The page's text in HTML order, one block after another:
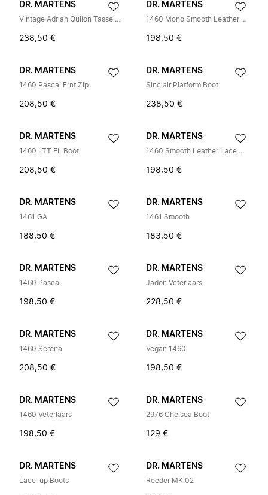
DR. MARTENS
Vintage Adrian Quilon Tassel Loafers
238,50 €
DR. MARTENS
1460 Mono Smooth Leather Veterlaarzen
198,50 €
DR. MARTENS
1460 Pascal Frnt Zip
208,50 €
DR. MARTENS
Sinclair Platform Boot
238,50 €
DR. MARTENS
1460 LTT FL Boot
208,50 €
DR. MARTENS
1460 Smooth Leather Lace Up Boots
198,50 €
DR. MARTENS
1461 GA
188,50 €
DR. MARTENS
1461 Smooth
183,50 €
DR. MARTENS
1460 Pascal
198,50 €
DR. MARTENS
Jadon Veterlaars
228,50 €
DR. MARTENS
1460 Serena
208,50 €
DR. MARTENS
Vegan 1460
198,50 €
DR. MARTENS
1460 Veterlaars
198,50 €
DR. MARTENS
2976 Chelsea Boot
129 €
DR. MARTENS
Lace-up Boots
DR. MARTENS
Reeder MK.02